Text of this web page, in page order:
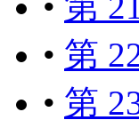
• 第
• 第